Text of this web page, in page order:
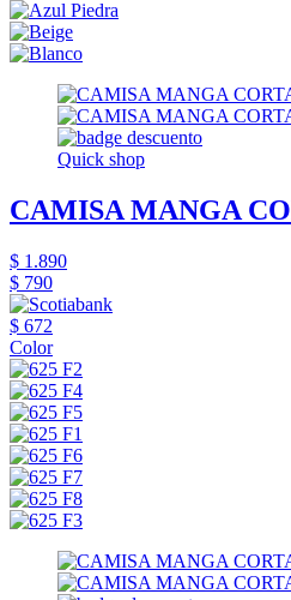
Quick shop
CAMISA MANGA
$ 1.890
$ 790
$ 672
Color